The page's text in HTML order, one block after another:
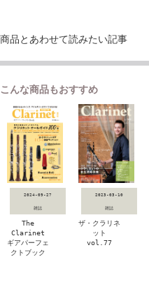
商品とあわせて読みたい記事
こんな商品もおすすめ
2024-09-27
雑誌
The
Clarinet
ギアパーフェ
クトブック
2023-03-10
雑誌
ザ・クラリネ
ット
vol.77